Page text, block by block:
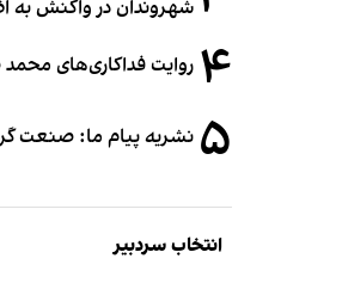
شهروندان در واکنش به
۴ روایت فداکاری‌های محمد صلاح؛ از سفرهای ۹
۵ نشریه پیام ما: صنعت
انتخاب سردبیر